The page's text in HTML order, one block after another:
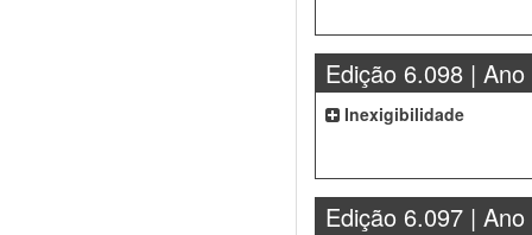
Edição 6.098 | Ano
Inexigibilidade
Edição 6.097 | Ano